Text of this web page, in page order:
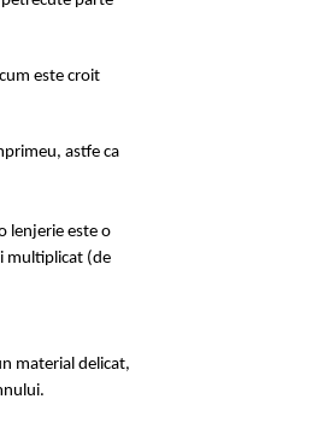
este croit
astfe ca
lenjerie este o
multiplicat (de
material delicat,